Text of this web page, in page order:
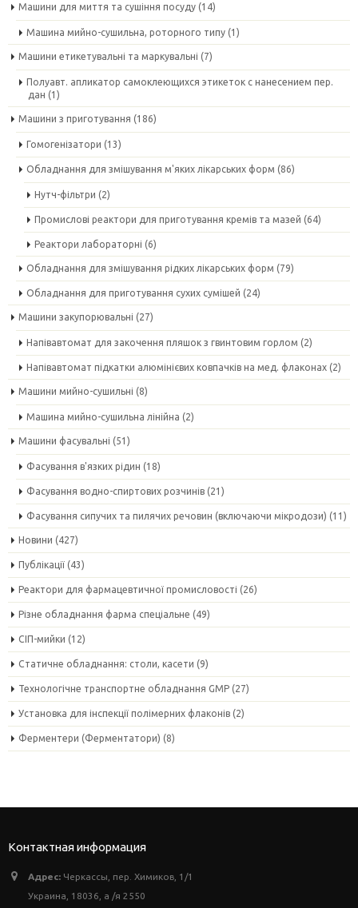
Машини для миття та сушіння посуду (14)
Машина мийно-сушильна, роторного типу (1)
Машини етикетувальні та маркувальні (7)
Полуавт. апликатор самоклеющихся этикеток с нанесением пер.
дан (1)
Машини з приготування (186)
Гомогенізатори (13)
Обладнання для змішування м'яких лікарських форм (86)
Нутч-фільтри (2)
Промислові реактори для приготування кремів та мазей (64)
Реактори лабораторні (6)
Обладнання для змішування рідких лікарських форм (79)
Обладнання для приготування сухих сумішей (24)
Машини закупорювальні (27)
Напівавтомат для закочення пляшок з гвинтовим горлом (2)
Напівавтомат підкатки алюмінієвих ковпачків на мед. флаконах (2)
Машини мийно-сушильні (8)
Машина мийно-сушильна лінійна (2)
Машини фасувальні (51)
Фасування в'язких рідин (18)
Фасування водно-спиртових розчинів (21)
Фасування сипучих та пилячих речовин (включаючи мікродози) (11)
Новини (427)
Публікації (43)
Реактори для фармацевтичної промисловості (26)
Різне обладнання фарма спеціальне (49)
СІП-мийки (12)
Статичне обладнання: столи, касети (9)
Технологічне транспортне обладнання GMP (27)
Установка для інспекції полімерних флаконів (2)
Ферментери (Ферментатори) (8)
Контактная информация
Адрес: Черкассы, пер. Химиков, 1/1
Украина, 18036, а /я 2550